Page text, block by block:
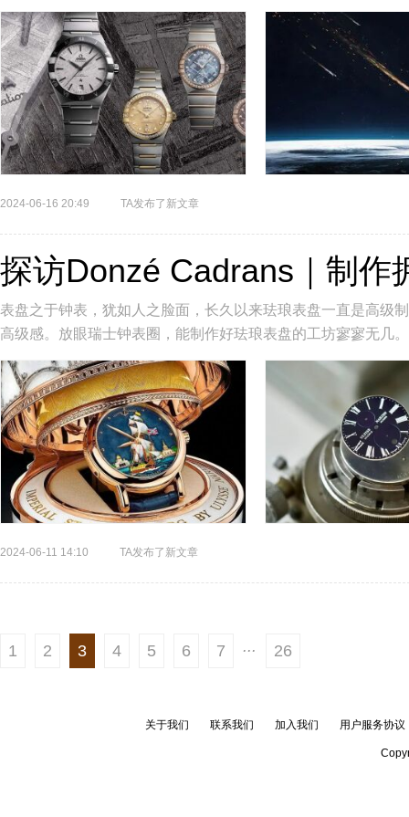
任务，甚至商业航天。作为人类...
2024-06-16 20:49 TA发布了新文章
探访Donzé Cadrans｜制作
表盘之于钟表，犹如人之脸面，长久以来珐琅表盘一直是高级
高级感。放眼瑞士钟表圈，能制作好珐琅表盘的工坊寥寥无几
外，还有FPJ这类拥有高...
2024-06-11 14:10 TA发布了新文章
1 2 3 4 5 6 7 ... 26
关于我们 联系我们 加入我们 用户服务协议